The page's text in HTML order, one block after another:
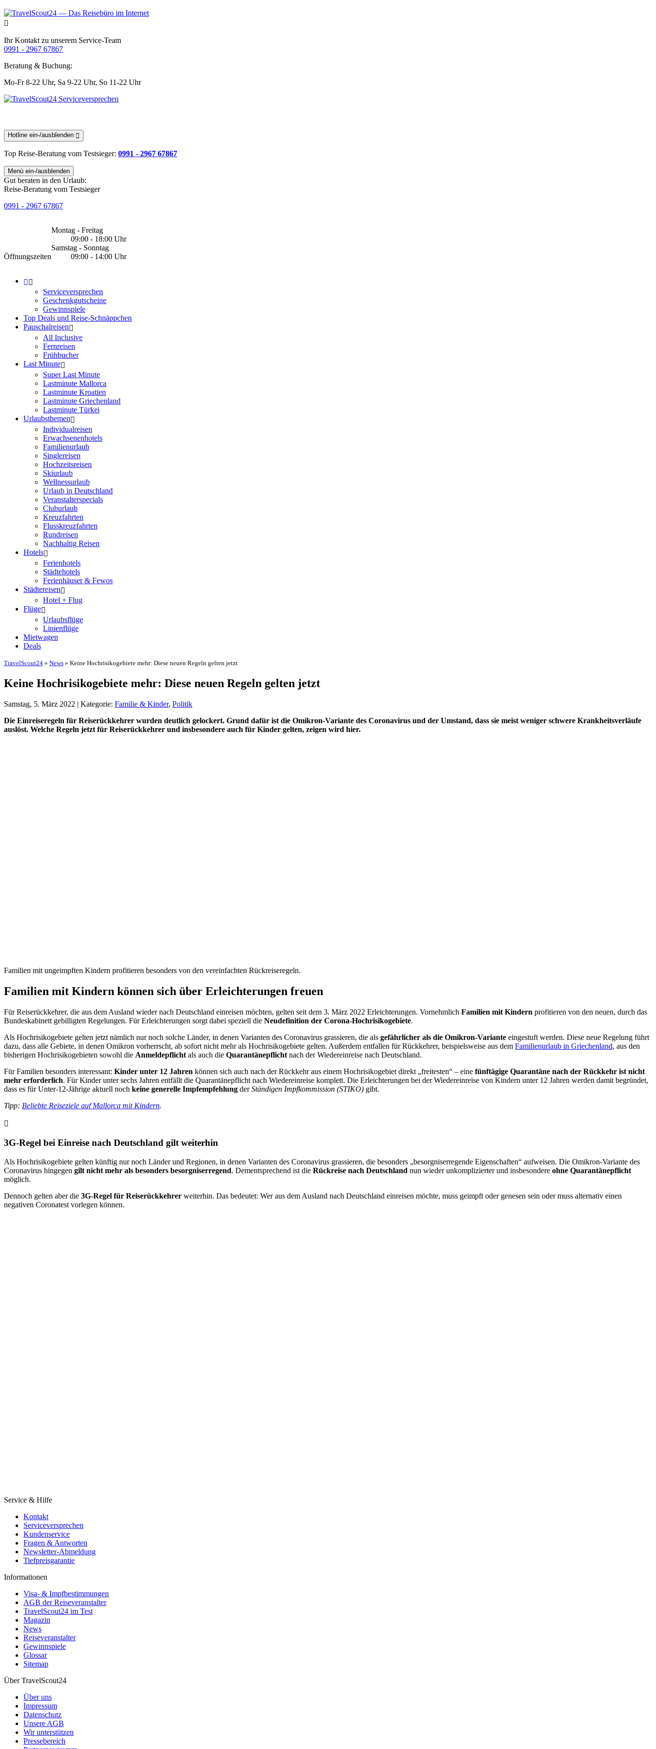
Ihr Kontakt zu unserem Service-Team
0991 - 2967 67867
Beratung & Buchung:
Mo-Fr 8-22 Uhr, Sa 9-22 Uhr, So 11-22 Uhr
Hotline ein-/ausblenden
Top Reise-Beratung vom Testsieger: 0991 - 2967 67867
Menü ein-/ausblenden
Gut beraten in den Urlaub:
Reise-Beratung vom Testsieger
0991 - 2967 67867
Öffnungszeiten
Montag - Freitag
09:00 - 18:00 Uhr
Samstag - Sonntag
09:00 - 14:00 Uhr
Serviceversprechen
Geschenkgutscheine
Gewinnspiele
Top Deals und Reise-Schnäppchen
Pauschalreisen
All Inclusive
Fernreisen
Frühbucher
Last Minute
Super Last Minute
Lastminute Mallorca
Lastminute Kroatien
Lastminute Griechenland
Lastminute Türkei
Urlaubsthemen
Individualreisen
Erwachsenenhotels
Familienurlaub
Singlereisen
Hochzeitsreisen
Skiurlaub
Wellnessurlaub
Urlaub in Deutschland
Veranstalterspecials
Cluburlaub
Kreuzfahrten
Flusskreuzfahrten
Rundreisen
Nachhaltig Reisen
Hotels
Ferienhotels
Städtehotels
Ferienhäuser & Fewos
Städtereisen
Hotel + Flug
Flüge
Urlaubsflüge
Linienflüge
Mietwagen
Deals
TravelScout24 » News » Keine Hochrisikogebiete mehr: Diese neuen Regeln gelten jetzt
Keine Hochrisikogebiete mehr: Diese neuen Regeln gelten jetzt
Samstag, 5. März 2022 | Kategorie: Familie & Kinder, Politik
Die Einreiseregeln für Reiserückkehrer wurden deutlich gelockert. Grund dafür ist die Omikron-Variante des Coronavirus und der Umstand, dass sie meist weniger schwere Krankheitsverläufe
auslöst. Welche Regeln jetzt für Reiserückkehrer und insbesondere auch für Kinder gelten, zeigen wird hier.
Familien mit ungeimpften Kindern profitieren besonders von den vereinfachten Rückreiseregeln.
Familien mit Kindern können sich über Erleichterungen freuen
Für Reiserückkehrer, die aus dem Ausland wieder nach Deutschland einreisen möchten, gelten seit dem 3. März 2022 Erleichterungen. Vornehmlich Familien mit Kindern profitieren von den neuen, durch das
Bundeskabinett gebilligten Regelungen. Für Erleichterungen sorgt dabei speziell die Neudefinition der Corona-Hochrisikogebiete.
Als Hochrisikogebiete gelten jetzt nämlich nur noch solche Länder, in denen Varianten des Coronavirus grassieren, die als gefährlicher als die Omikron-Variante eingestuft werden. Diese neue Regelung führt
dazu, dass alle Gebiete, in denen Omikron vorherrscht, ab sofort nicht mehr als Hochrisikogebiete gelten. Außerdem entfallen für Rückkehrer, beispielsweise aus dem Familienurlaub in Griechenland, aus den
bisherigen Hochrisikogebieten sowohl die Anmeldepflicht als auch die Quarantänepflicht nach der Wiedereinreise nach Deutschland.
Für Familien besonders interessant: Kinder unter 12 Jahren können sich auch nach der Rückkehr aus einem Hochrisikogebiet direkt „freitesten“ – eine fünftägige Quarantäne nach der Rückkehr ist nicht
mehr erforderlich. Für Kinder unter sechs Jahren entfällt die Quarantänepflicht nach Wiedereinreise komplett. Die Erleichterungen bei der Wiedereinreise von Kindern unter 12 Jahren werden damit begründet,
dass es für Unter-12-Jährige aktuell noch keine generelle Impfempfehlung derStändigen Impfkommission (STIKO) gibt.
Tipp: Beliebte Reiseziele auf Mallorca mit Kindern.
3G-Regel bei Einreise nach Deutschland gilt weiterhin
Als Hochrisikogebiete gelten künftig nur noch Länder und Regionen, in denen Varianten des Coronavirus grassieren, die besonders „besorgniserregende Eigenschaften“ aufweisen. Die Omikron-Variante des
Coronavirus hingegen gilt nicht mehr als besonders besorgniserregend. Dementsprechend ist die Rückreise nach Deutschland nun wieder unkomplizierter und insbesondere ohne Quarantänepflicht
möglich.
Dennoch gelten aber die 3G-Regel für Reiserückkehrer weiterhin. Das bedeutet: Wer aus dem Ausland nach Deutschland einreisen möchte, muss geimpft oder genesen sein oder muss alternativ einen
negativen Coronatest vorlegen können.
Service & Hilfe
Kontakt
Serviceversprechen
Kundenservice
Fragen & Antworten
Newsletter-Abmeldung
Tiefpreisgarantie
Informationen
Visa- & Impfbestimmungen
AGB der Reiseveranstalter
TravelScout24 im Test
Magazin
News
Reiseveranstalter
Gewinnspiele
Glossar
Sitemap
Über TravelScout24
Über uns
Impressum
Datenschutz
Unsere AGB
Wir unterstützen
Pressebereich